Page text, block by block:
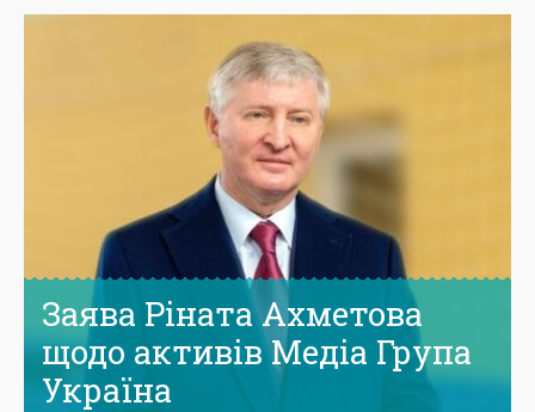
Заява Ріната Ахметова
щодо активів Медіа Група
Україна